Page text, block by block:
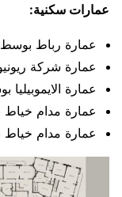
عمارات سكنية:
عمارة رباط بوسط
عمارة شركة ريونيون
عمارة الايموبيليا
عمارة مدام خياط
عمارة مدام خياط